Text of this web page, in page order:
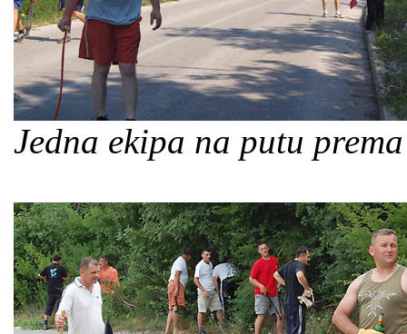
Jedna ekipa na putu